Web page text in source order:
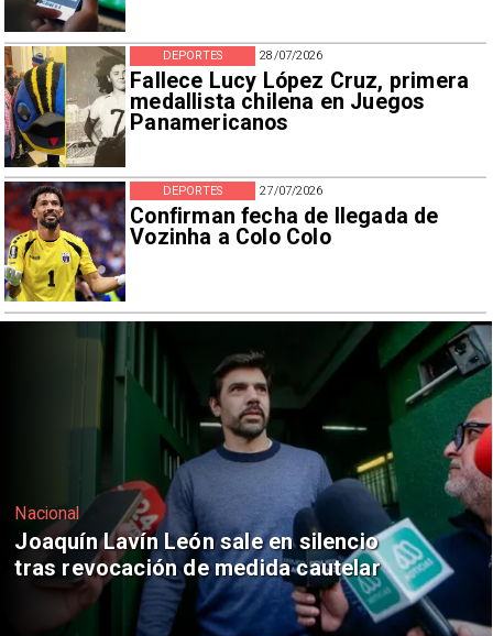
28/07/2026
Fallece Lucy López Cruz, primera
medallista chilena en Juegos
Panamericanos
DEPORTES
27/07/2026
Confirman fecha de llegada de
Vozinha a Colo Colo
DEPORTES
Nacional
Chile y Venezuela formalizan reinicio
de relaciones consulares